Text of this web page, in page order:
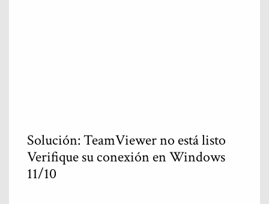
Solución: TeamViewer no está listo
Verifique su conexión en Windows
11/10